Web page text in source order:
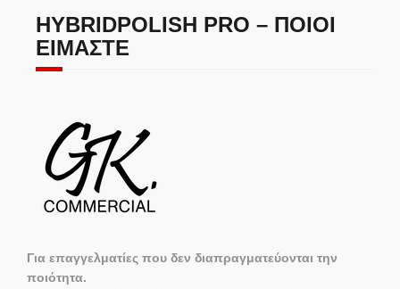
HYBRIDPOLISH PRO – ΠΟΙΟΙ
ΕΊΜΑΣΤΕ
Για επαγγελματίες που δεν διαπραγματεύονται την
ποιότητα.